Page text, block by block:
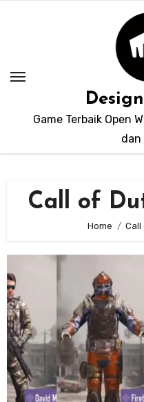
Game Terbaik Open
dan
Call of
Home Call